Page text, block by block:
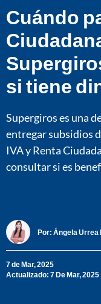
Cuándo
si tiene
Supergiros es una
entregar subsidios
IVA y Renta
consultar si es
Por: Ángela Urrea
7 de Mar, 2025
Actualizado: 7 De Mar, 2025